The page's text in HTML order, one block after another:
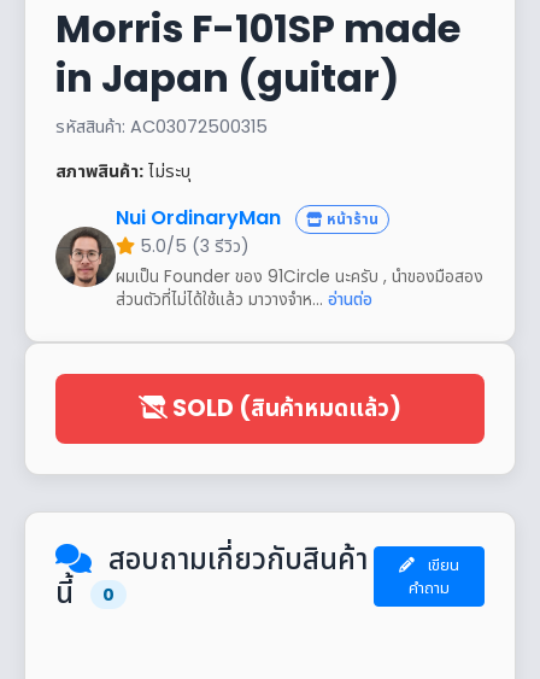
Morris F-101SP made
in Japan (guitar)
รหัสสินค้า: AC03072500315
สภาพสินค้า: ไม่ระบุ
Nui OrdinaryMan หน้าร้าน
5.0/5 (3 รีวิว)
ผมเป็น Founder ของ 91Circle นะครับ , นำของมือสอง
ส่วนตัวที่ไม่ได้ใช้แล้ว มาวางจำห... อ่านต่อ
SOLD (สินค้าหมดแล้ว)
สอบถามเกี่ยวกับสินค้า
นี้
0
เขียน
คำถาม